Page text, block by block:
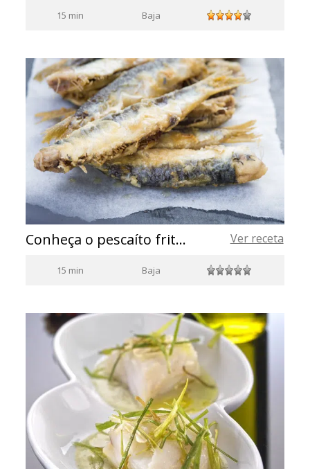
15 min Baja
Conheça o pescaíto frito, prato tradicional da culinária espanhola Ver receta
15 min Baja